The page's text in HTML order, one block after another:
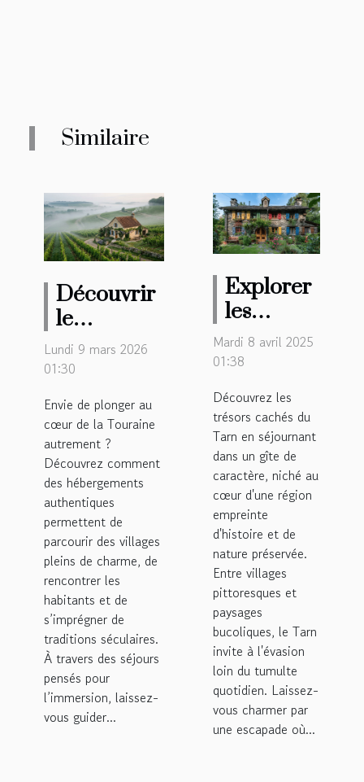
Similaire
Découvrir
le
patrimoine
local à
travers les
Gîtes de
France en
Touraine
Lundi 9 mars 2026
01:30
Envie de plonger au
cœur de la Touraine
autrement ?
Découvrez comment
des hébergements
authentiques
permettent de
parcourir des villages
pleins de charme, de
rencontrer les
habitants et de
s’imprégner de
traditions séculaires.
À travers des séjours
pensés pour
l’immersion, laissez-
vous guider...
Explorer
les
charmes
du Tarn à
travers
un séjour
en gîte de
caractère
Mardi 8 avril 2025
01:38
Découvrez les
trésors cachés du
Tarn en séjournant
dans un gîte de
caractère, niché au
cœur d'une région
empreinte
d'histoire et de
nature préservée.
Entre villages
pittoresques et
paysages
bucoliques, le Tarn
invite à l'évasion
loin du tumulte
quotidien. Laissez-
vous charmer par
une escapade où...